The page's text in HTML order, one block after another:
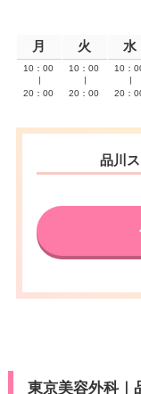
月 火 水
10：00
20：00
10：00
20：00
10：
20：
品川
東京美容外科｜